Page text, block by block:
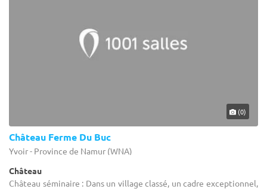
(0)
Château Ferme Du Buc
Yvoir - Province de Namur (WNA)
Château
Château séminaire : Dans un village classé, un cadre exceptionnel,